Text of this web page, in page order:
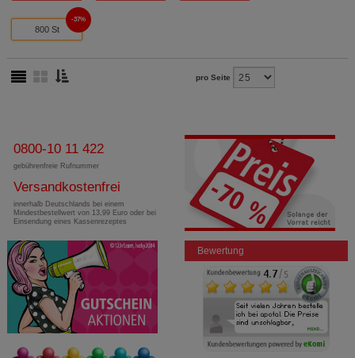
800 St
37%
pro Seite
0800-10 11 422
gebührenfreie Rufnummer
Versandkostenfrei
innerhalb Deutschlands bei einem
Mindestbestellwert von 13,99 Euro oder bei
Einsendung eines Kassenrezeptes
Bewertung